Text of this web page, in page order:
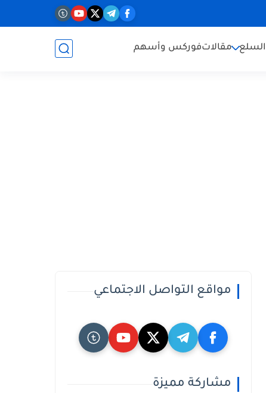
السلع مقالاتفوركس وأسهم
مواقع التواصل الاجتماعي
مشاركة مميزة